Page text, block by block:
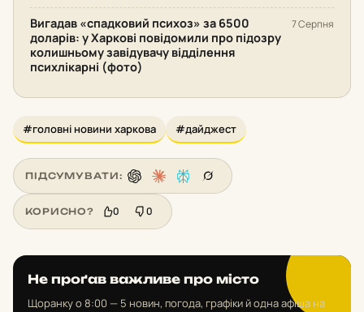
Вигадав «спадковий психоз» за 6500
доларів: у Харкові повідомили про підозру
колишньому завідувачу відділення
психлікарні (фото)
7 Серпня
#головні новини харкова #дайджест
ПІДСУМУВАТИ:
КОРИСНО? 0 0
Не проґав важливе про місто
Щоранку о 8:00 — 5 новин, погода, графіки й одна афіша на